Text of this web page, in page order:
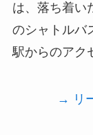
は、落ち着い
のシャトルバ
駅からのアク
→ リ